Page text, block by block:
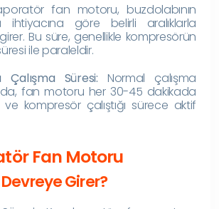
fan motoru, buzdolabının
ihtiyacına göre belirli aralıklarla
Bu süre, genellikle kompresörün
ile paraleldir.
Çalışma Süresi: Normal çalışma
fan motoru her 30-45 dakikada
ve kompresör çalıştığı sürece aktif
Fan Motoru
Girer?